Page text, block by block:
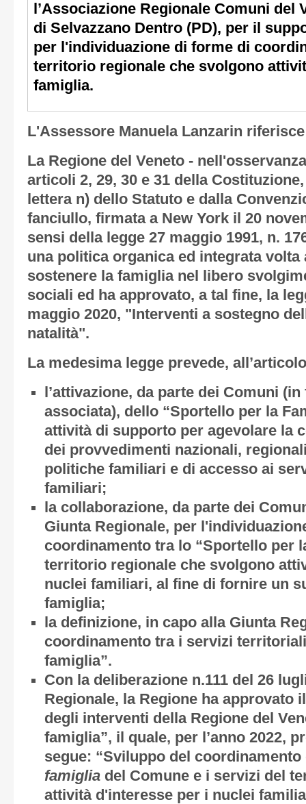
l’Associazione Regionale Comuni del
di Selvazzano Dentro (PD), per il
per l'individuazione di forme di
territorio regionale che svolgono
famiglia.
L'Assessore Manuela Lanzarin
La Regione del Veneto -
articoli 2, 29, 30 e 31 della
lettera n) dello Statuto e dalla
fanciullo, firmata a New York il 20
sensi della legge 27 maggio 1991, n.
una politica organica ed integrata volta
sostenere la famiglia nel libero
sociali ed ha approvato, a tal fine, la
maggio 2020, "Interventi a sostegno
natalità".
La medesima legge prevede,
l’attivazione, da parte dei Comuni
associata), dello “Sportello per la
attività di supporto per agevolare la
dei provvedimenti nazionali,
politiche familiari e di accesso ai
familiari;
la collaborazione, da parte dei
Giunta Regionale, per
coordinamento tra lo “Sportello per
territorio regionale che svolgono
nuclei familiari, al fine di fornire un
famiglia;
la definizione, in capo alla Giunta
coordinamento tra i servizi
famiglia”.
Con la deliberazione n.111 del 26
Regionale, la Regione ha approvato
degli interventi della Regione del
famiglia”, il quale, per l’anno 2022,
segue: “Sviluppo del
famiglia del Comune e i servizi del
attività d'interesse per i nuclei